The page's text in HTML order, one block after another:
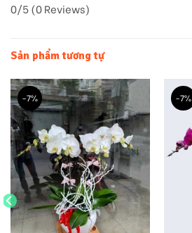
0/5(0 Reviews)
Sản phẩm tương tự
-7% -7%